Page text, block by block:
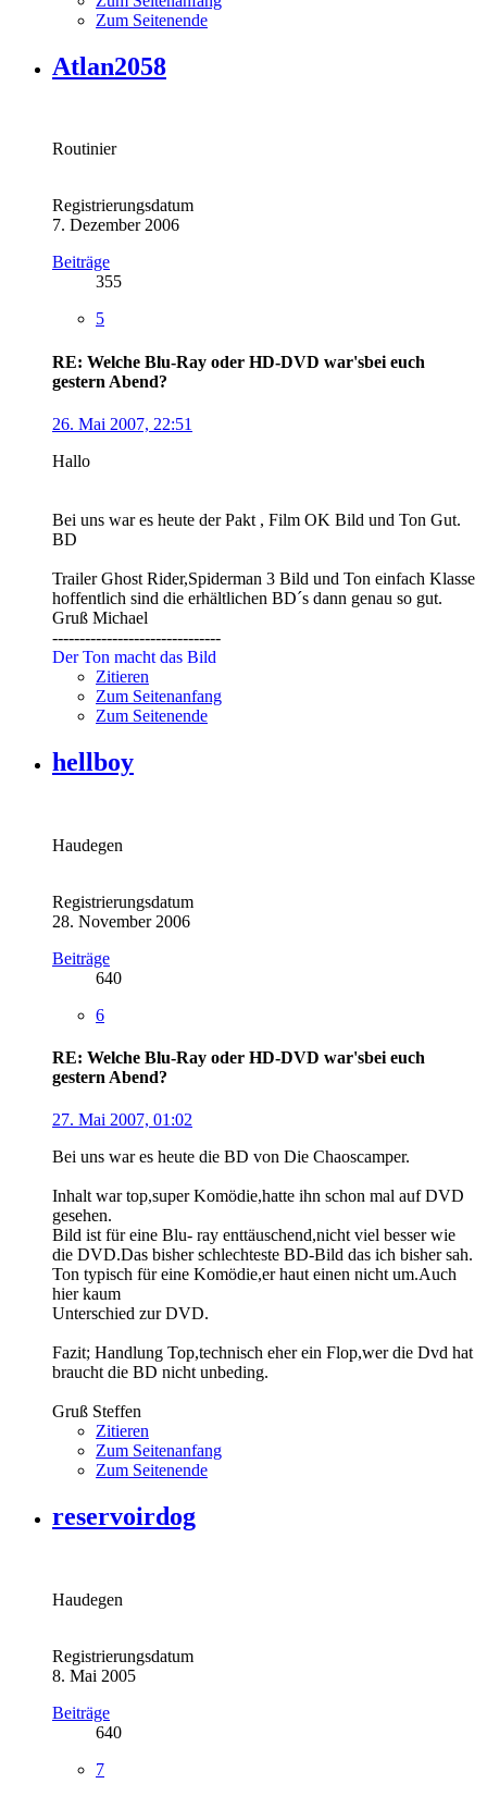
Zum Seitenende
Atlan2058
Routinier
Registrierungsdatum
7. Dezember 2006
Beiträge
355
5
RE: Welche Blu-Ray oder HD-DVD war'sbei euch
gestern Abend?
26. Mai 2007, 22:51
Hallo
Bei uns war es heute der Pakt , Film OK Bild und Ton Gut.
BD
Trailer Ghost Rider,Spiderman 3 Bild und Ton einfach Klasse
hoffentlich sind die erhältlichen BD´s dann genau so gut.
Gruß Michael
-------------------------------
Der Ton macht das Bild
Zitieren
Zum Seitenanfang
Zum Seitenende
hellboy
Haudegen
Registrierungsdatum
28. November 2006
Beiträge
640
6
RE: Welche Blu-Ray oder HD-DVD war'sbei euch
gestern Abend?
27. Mai 2007, 01:02
Bei uns war es heute die BD von Die Chaoscamper.
Inhalt war top,super Komödie,hatte ihn schon mal auf DVD
gesehen.
Bild ist für eine Blu- ray enttäuschend,nicht viel besser wie
die DVD.Das bisher schlechteste BD-Bild das ich bisher sah.
Ton typisch für eine Komödie,er haut einen nicht um.Auch
hier kaum
Unterschied zur DVD.
Fazit; Handlung Top,technisch eher ein Flop,wer die Dvd hat
braucht die BD nicht unbeding.
Gruß Steffen
Zitieren
Zum Seitenanfang
Zum Seitenende
reservoirdog
Haudegen
Registrierungsdatum
8. Mai 2005
Beiträge
640
7